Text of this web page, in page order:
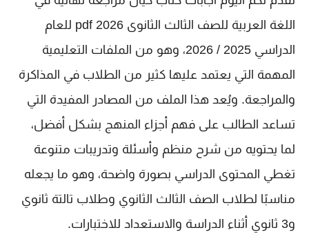
اللغة العربية للصف الثالث الثانوى 2026 pdf
للعام
الدراسي 2025 / 2026، وهو من الملفات التعليمية
المهمة التي يعتمد عليها كثير من الطلاب في المذاكرة
والمراجعة. ويُعد هذا الملف من المصادر المفيدة التي
تساعد الطالب على فهم أجزاء المنهج بشكل أفضل،
لما يحتويه من شرح منظم وأسئلة وتدريبات متنوعة
تغطي المحتوى الدراسي بصورة واضحة، وهو ما يجعله
مناسبًا لطلاب الصف الثالث الثانوي وطلاب تالتة ثانوي
و3 ثانوي أثناء الدراسة والاستعداد للاختبارات.